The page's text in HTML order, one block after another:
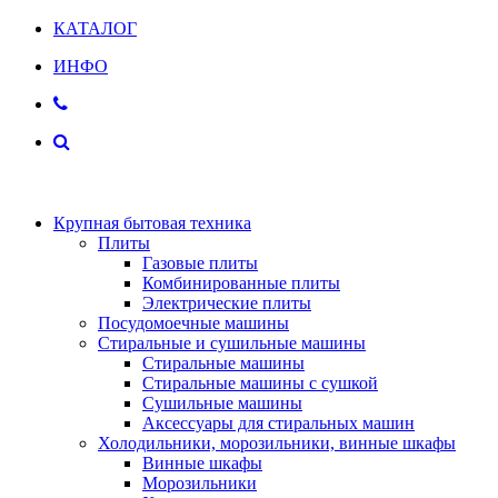
КАТАЛОГ
ИНФО
Крупная бытовая техника
Плиты
Газовые плиты
Комбинированные плиты
Электрические плиты
Посудомоечные машины
Стиральные и сушильные машины
Стиральные машины
Стиральные машины с сушкой
Сушильные машины
Аксессуары для стиральных машин
Холодильники, морозильники, винные шкафы
Винные шкафы
Морозильники